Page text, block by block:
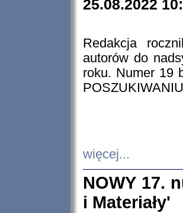
25.08.2022
Redakcja
autorów do
roku. Numer 19
więcej...
NOWY 17.
i Materiały'